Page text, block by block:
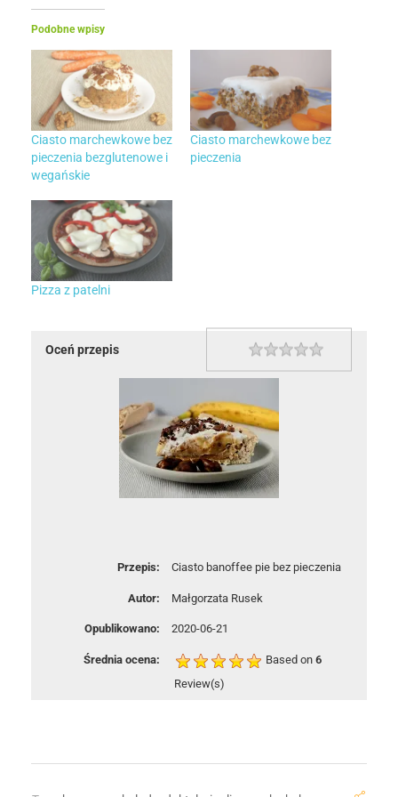
Podobne wpisy
Ciasto marchewkowe bez
pieczenia bezglutenowe i
wegańskie
Ciasto marchewkowe bez
pieczenia
Pizza z patelni
Oceń przepis Rating
1 star
2 stars
3 stars
4 stars
5 stars
Przepis: Ciasto banoffee pie bez pieczenia
Autor: Małgorzata Rusek
Opublikowano: 2020-06-21
Średnia ocena: Based on 6
Review(s)